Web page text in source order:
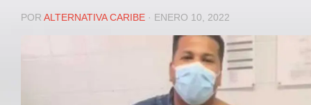
DEPARTAMENTAL
POR ALTERNATIVA CARIBE · ENERO 10, 2022